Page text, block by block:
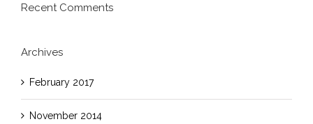
Recent Comments
Archives
February 2017
November 2014